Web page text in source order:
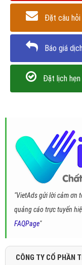
Đặt câu hỏi
Báo giá
Đặt lịch hẹn
"VietAds gửi lời cảm ơn
quảng cáo trực tuyến
FAQPage"
CÔNG TY CỔ PHẦN